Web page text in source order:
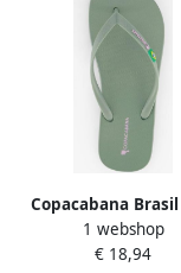
Copacabana Brasil
dames teenslippers
1 webshop
€ 18,94